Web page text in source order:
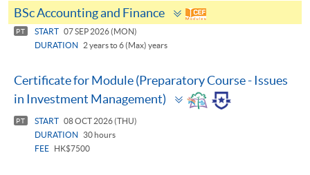
BSc Accounting and Finance
Toggle
panel
PT START 07 SEP 2026 (MON)
DURATION
2 years to 6 (Max) years
Certificate for Module (Preparatory Course - Issues
in Investment Management)
Toggle
panel
PT START 08 OCT 2026 (THU)
DURATION
30 hours
FEE
HK$7500